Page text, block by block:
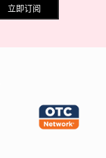
立即订阅